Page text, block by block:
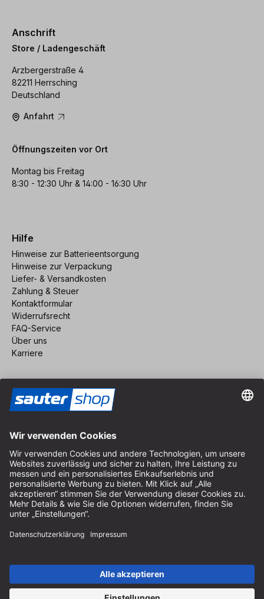
Anschrift
Store / Ladengeschäft
Arzbergerstraße 4
82211 Herrsching
Deutschland
Anfahrt
Öffnungszeiten vor Ort
Montag bis Freitag
8:30 - 12:30 Uhr & 14:00 - 16:30 Uhr
Hilfe
Hinweise zur Batterieentsorgung
Hinweise zur Verpackung
Liefer- & Versandkosten
Zahlung & Steuer
Kontaktformular
Widerrufsrecht
FAQ-Service
Über uns
Karriere
Impressum
AGB
Datenschutz
Cookie-Einstellungen
© 2026 sauter GmbH
* kostenloser Versand ab 150 Euro Bestellwert innerhalb
Deutschlands für die Standard-Paketgrößen - ausgenommen
Sperrgut und Fracht
In Abh. des Lieferlandes kann die MwSt. an der Kasse variieren.